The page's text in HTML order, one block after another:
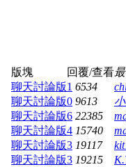
版塊 回覆/查看
聊天討論版1 6534
聊天討論版0 9613
聊天討論版6 22385
聊天討論版4 15740
聊天討論版3 19117
聊天討論版3 19215